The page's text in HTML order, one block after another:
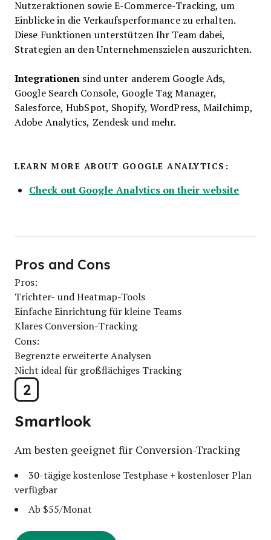
Nutzeraktionen sowie E-Commerce-Tracking, um
Einblicke in die Verkaufsperformance zu erhalten.
Diese Funktionen unterstützen Ihr Team dabei,
Strategien an den Unternehmenszielen auszurichten.
Integrationen sind unter anderem Google Ads,
Google Search Console, Google Tag Manager,
Salesforce, HubSpot, Shopify, WordPress, Mailchimp,
Adobe Analytics, Zendesk und mehr.
LEARN MORE ABOUT GOOGLE ANALYTICS:
Check out Google Analytics on their website
2
Smartlook
Am besten geeignet für Conversion-Tracking
30-tägige kostenlose Testphase + kostenloser Plan
verfügbar
Ab $55/Monat
Pros and Cons
Pros:
Trichter- und Heatmap-Tools
Einfache Einrichtung für kleine Teams
Klares Conversion-Tracking
Cons:
Begrenzte erweiterte Analysen
Nicht ideal für großflächiges Tracking